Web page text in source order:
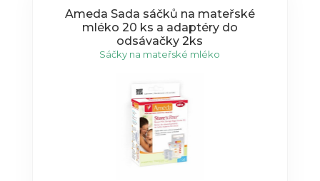
Ameda Sada sáčků na mateřské
mléko 20 ks a adaptéry do
odsávačky 2ks
Sáčky na mateřské mléko